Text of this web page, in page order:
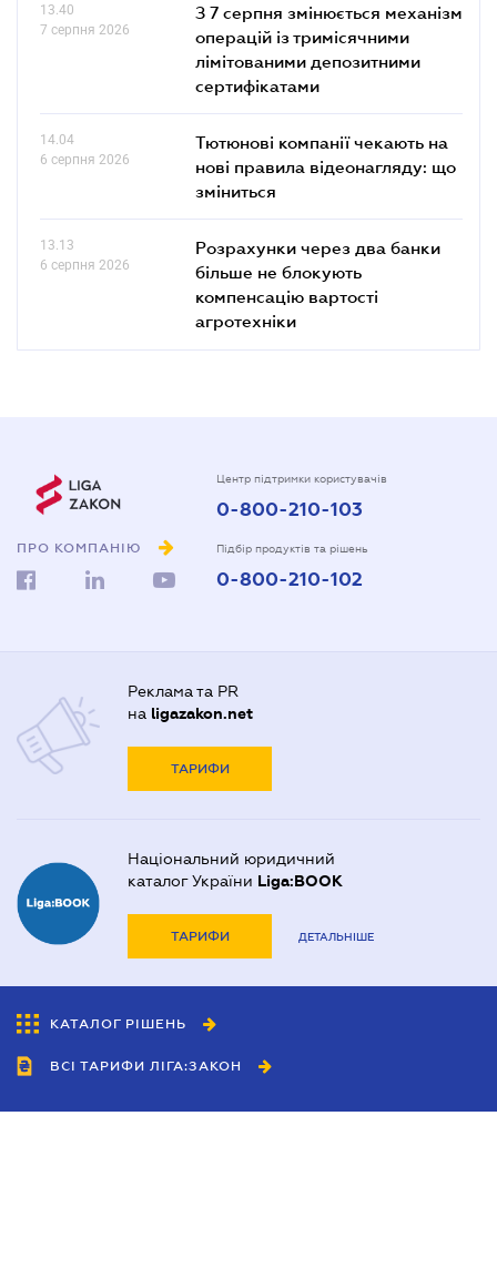
13.40
7 серпня 2026
З 7 серпня змінюється механізм
операцій із тримісячними
лімітованими депозитними
сертифікатами
14.04
6 серпня 2026
Тютюнові компанії чекають на
нові правила відеонагляду: що
зміниться
13.13
6 серпня 2026
Розрахунки через два банки
більше не блокують
компенсацію вартості
агротехніки
ПРО КОМПАНІЮ
Центр підтримки користувачів
0-800-210-103
Підбір продуктів та рішень
0-800-210-102
Реклама та PR
на ligazakon.net
ТАРИФИ
Національний юридичний
каталог України Liga:BOOK
ТАРИФИ ДЕТАЛЬНІШЕ
КАТАЛОГ РІШЕНЬ
ВСІ ТАРИФИ ЛІГА:ЗАКОН